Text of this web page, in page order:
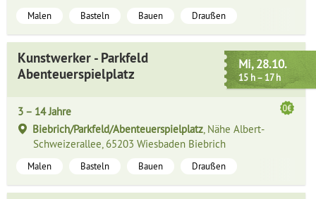
Malen Basteln Bauen Draußen
Mi, 28.10.
15 h – 17 h
Kunstwerker - Parkfeld
Abenteuerspielplatz
3 – 14 Jahre
Biebrich/Parkfeld/Abenteuerspielplatz, Nähe Albert-
Schweizerallee, 65203 Wiesbaden Biebrich
Malen Basteln Bauen Draußen